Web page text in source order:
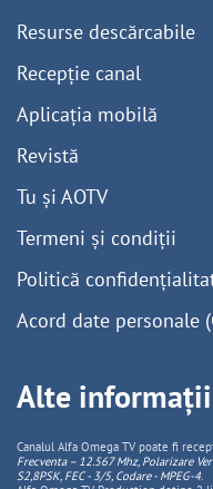
Resurse descărcabile
Recepție canal
Aplicația mobilă
Revistă
Tu și AOTV
Termeni și condiții
Politică
Acord date personale
Alte informații
Canalul Alfa Omega TV poate fi
Frecventa – 12.567 Mhz, Polarizare
S2,8PSK, FEC - 3/5, Codare - MPEG-4.